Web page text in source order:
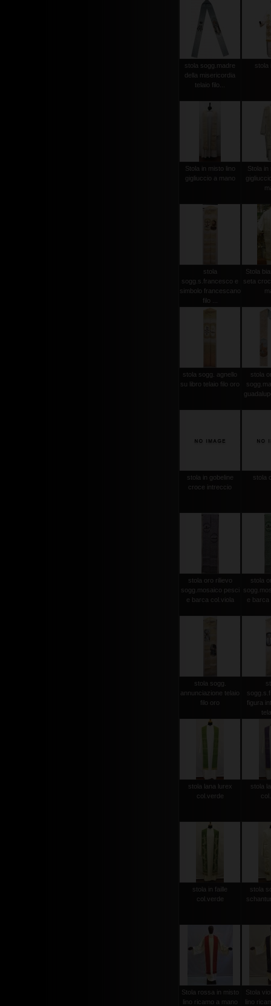
stola sogg.madre
della misericordia
telaio filo...
stola
Stola in misto lino
gigliuccio a mano
Stola in
stola
sogg.s.francesco e
simbolo francescano
filo ...
Stola
seta
stola sogg. agnello
su libro telaio filo oro
stola
stola in gobeline
croce intreccio
stola
stola oro rilievo
sogg.mosaico pesci
e barca col.viola
stola
e barca
stola sogg.
annunciazione telaio
filo oro
figura
stola lana lurex
col.verde
stola
stola in faille
col.verde
stola
Stola rossa in misto
lino ricamo a mano
Stola
lino